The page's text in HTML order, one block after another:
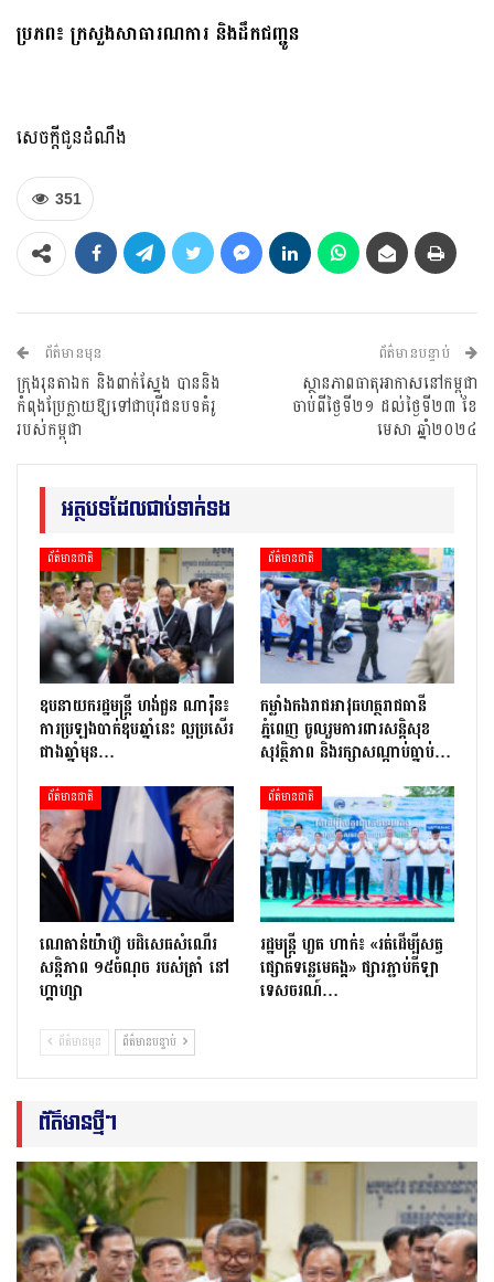
ប្រភព៖ ក្រសួងសាធារណការ និងដឹកជញ្ជូន
សេចក្តីជូនដំណឹង
351
ព័ត៌មានមុន
ក្រុងរុនតាឯក និងពាក់ស្នែង បាននិង
កំពុងប្រែក្លាយឱ្យទៅជាបុរីជនបទគំរូ
របស់កម្ពុជា
ព័ត៌មានបន្ទាប់
ស្ថានភាពធាតុអាកាសនៅកម្ពុជា
ចាប់ពីថ្ងៃទី២១ ដល់ថ្ងៃទី២៣ ខែ
មេសា ឆ្នាំ២០២៤
អត្ថបទដែលជាប់ទាក់ទង
ព័ត៌មានជាតិ
ឧបនាយករដ្ឋមន្ត្រី ហង់ជួន ណារ៉ុន៖
ការប្រឡងបាក់ឌុបឆ្នាំនេះ ល្អប្រសើរ
ជាងឆ្នាំមុន…
ព័ត៌មានជាតិ
កម្លាំងកងរាជអាវុធហត្ថរាជធានី
ភ្នំពេញ ចូលរួមការពារសន្តិសុខ
សុវត្ថិភាព និងរក្សាសណ្តាប់ធ្នាប់…
ព័ត៌មានជាតិ
ណេតាន់យ៉ាហ៊ូ បដិសេធសំណើរ
សន្តិភាព ១៥ចំណុច របស់ត្រាំ នៅ
ហ្គាហ្សា
ព័ត៌មានជាតិ
រដ្ឋមន្ត្រី ហួត ហាក់៖ «រត់ដើម្បីសត្វ
ផ្សោតទន្លេមេគង្គ» ផ្សារភ្ជាប់កីឡា
ទេសចរណ៍…
ព័ត៌មានមុន ព័ត៌មានបន្ទាប់
ព័ត៌មានថ្មីៗ